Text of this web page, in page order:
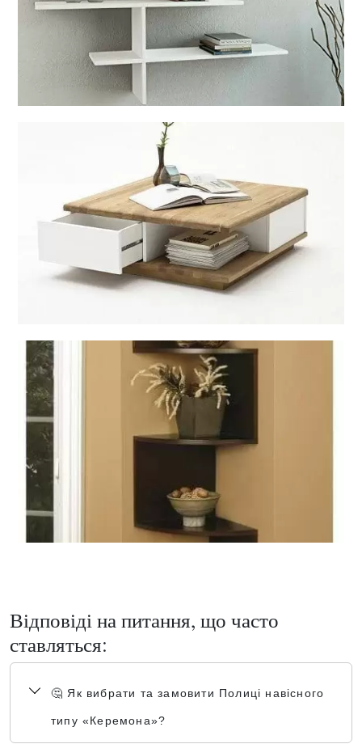
Відповіді на питання, що часто
ставляться:
🤔 Як вибрати та замовити Полиці навісного
типу «Керемона»?